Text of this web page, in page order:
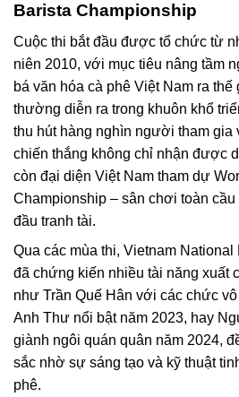
Barista Championship
Cuộc thi bắt đầu được tổ chức từ
niên 2010, với mục tiêu nâng tầm
bá văn hóa cà phê Việt Nam ra
thường diễn ra trong khuôn khổ
thu hút hàng nghìn người tham gia
chiến thắng không chỉ nhận được
còn đại diện Việt Nam tham dự
Championship – sân chơi toàn
đầu tranh tài.
Qua các mùa thi, Vietnam
đã chứng kiến nhiều tài năng xuất
như Trần Quế Hân với các chức
Anh Thư nổi bật năm 2023, hay
giành ngôi quán quân năm 2024,
sắc nhờ sự sáng tạo và kỹ thuật
phê.